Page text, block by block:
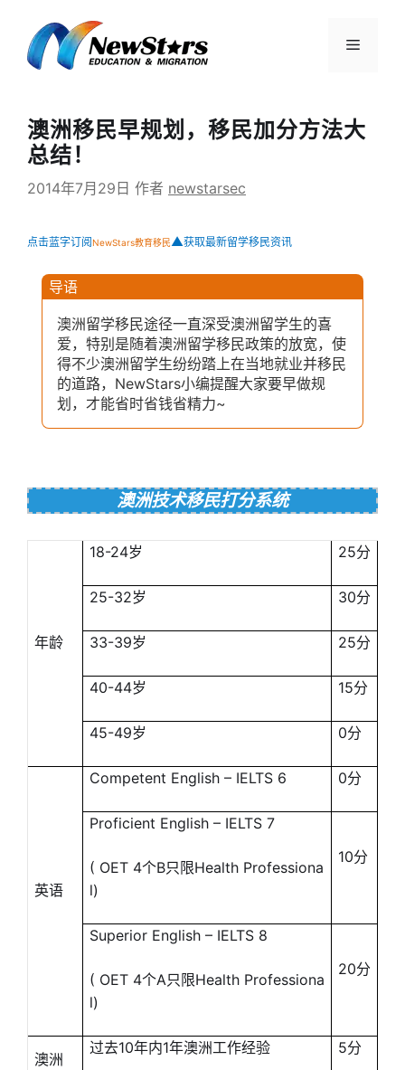
菜
澳洲移民早规划，移民加分方法大
总结！
2014年7月29日 作者 newstarsec
点击蓝字订阅NewStars教育移民▲获取最新留学移民资讯
导语
澳洲留学移民途径一直深受澳洲留学生的喜
爱，特别是随着澳洲留学移民政策的放宽，使
得不少澳洲留学生纷纷踏上在当地就业并移民
的道路，NewStars小编提醒大家要早做规
划，才能省时省钱省精力~
澳洲技术移民打分系统
年龄
18-24岁 25分
25-32岁 30分
33-39岁 25分
40-44岁 15分
45-49岁 0分
英语
Competent English – IELTS 6 0分
Proficient English – IELTS 7
( OET 4个B只限Health Professiona
l)
10分
Superior English – IELTS 8
( OET 4个A只限Health Professiona
l)
20分
澳洲
过去10年内1年澳洲工作经验 5分